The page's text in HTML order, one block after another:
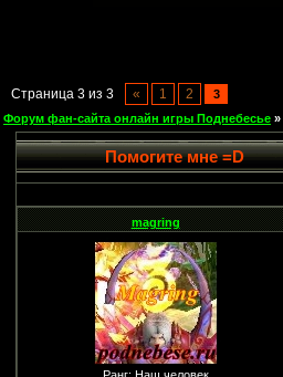
Страница 3 из 3 « 1 2
3
Форум фан-сайта онлайн игры Поднебесье »
Помогите мне =D
magring